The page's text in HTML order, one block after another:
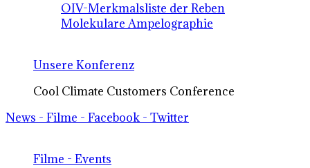
OIV-Merkmalsliste der Reben
Molekulare Ampelographie
Unsere Konferenz
Cool Climate Customers Conference
News - Filme - Facebook - Twitter
Filme - Events